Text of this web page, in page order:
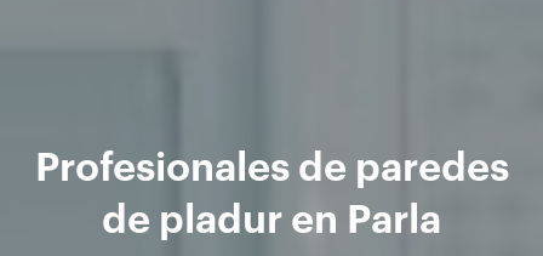
Profesionales de paredes
de pladur en Parla